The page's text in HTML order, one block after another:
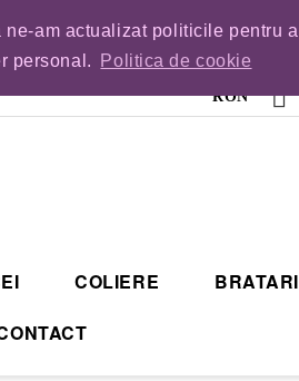
am actualizat politicile pentru a
personal.
Politica de cookie
DIN TIMP.
RON
COLIERE BRATARI